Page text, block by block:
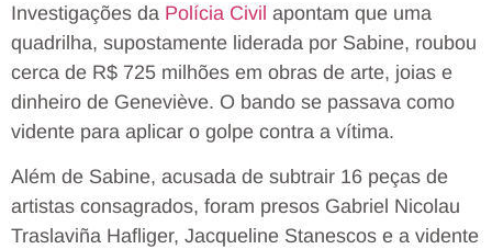
Investigações da Polícia Civil apontam que uma
quadrilha, supostamente liderada por Sabine, roubou
cerca de R$ 725 milhões em obras de arte, joias e
dinheiro de Geneviève. O bando se passava como
vidente para aplicar o golpe contra a vítima.
Além de Sabine, acusada de subtrair 16 peças de
artistas consagrados, foram presos Gabriel Nicolau
Traslaviña Hafliger, Jacqueline Stanescos e a vidente